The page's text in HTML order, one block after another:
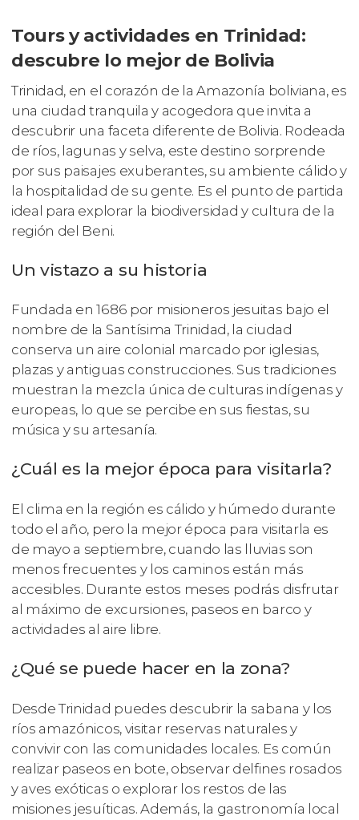
Tours y actividades en Trinidad:
descubre lo mejor de Bolivia
Trinidad, en el corazón de la Amazonía boliviana, es
una ciudad tranquila y acogedora que invita a
descubrir una faceta diferente de Bolivia. Rodeada
de ríos, lagunas y selva, este destino sorprende
por sus paisajes exuberantes, su ambiente cálido y
la hospitalidad de su gente. Es el punto de partida
ideal para explorar la biodiversidad y cultura de la
región del Beni.
Un vistazo a su historia
Fundada en 1686 por misioneros jesuitas bajo el
nombre de la Santísima Trinidad, la ciudad
conserva un aire colonial marcado por iglesias,
plazas y antiguas construcciones. Sus tradiciones
muestran la mezcla única de culturas indígenas y
europeas, lo que se percibe en sus fiestas, su
música y su artesanía.
¿Cuál es la mejor época para visitarla?
El clima en la región es cálido y húmedo durante
todo el año, pero la mejor época para visitarla es
de mayo a septiembre, cuando las lluvias son
menos frecuentes y los caminos están más
accesibles. Durante estos meses podrás disfrutar
al máximo de excursiones, paseos en barco y
actividades al aire libre.
¿Qué se puede hacer en la zona?
Desde Trinidad puedes descubrir la sabana y los
ríos amazónicos, visitar reservas naturales y
convivir con las comunidades locales. Es común
realizar paseos en bote, observar delfines rosados
y aves exóticas o explorar los restos de las
misiones jesuíticas. Además, la gastronomía local